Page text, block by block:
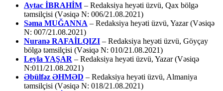
Aytac İBRAHİM – Redaksiya heyəti üzvü, Qax bölgə
təmsilçisi (Vəsiqə N: 006/21.08.2021)
Səma MUĞANNA – Redaksiya heyəti üzvü, Yazar (Vəsiqə
N: 007/21.08.2021)
Nuranə RAFAİLQIZI – Redaksiya heyəti üzvü, Göyçay
bölgə təmsilçisi (Vəsiqə N: 010/21.08.2021)
Leyla YAŞAR – Redaksiya heyəti üzvü, Yazar (Vəsiqə
N:011/21.08.2021)
Əbülfəz ƏHMƏD – Redaksiya heyəti üzvü, Almaniya
təmsilçisi (Vəsiqə N: 018/21.08.2021)